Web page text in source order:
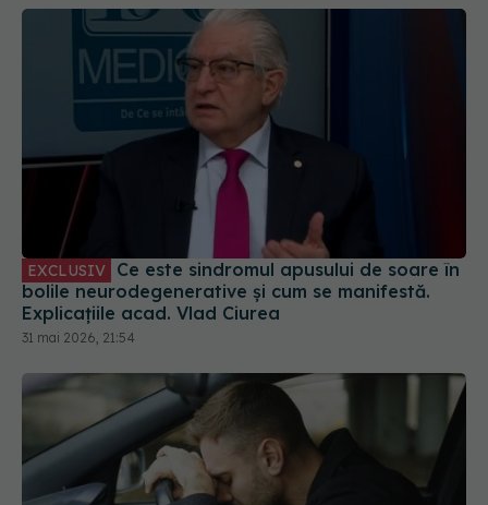
EXCLUSIV
bolile neurodegenerative și cum se manifestă.
Explicațiile acad. Vlad Ciurea
31 mai 2026, 21:54